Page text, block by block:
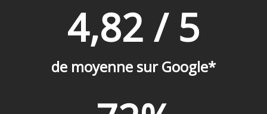
4,82 / 5
de moyenne sur Google*